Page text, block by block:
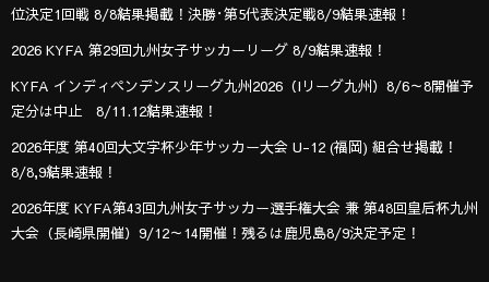
位決定1回戦 8/8結果掲載！決勝･第5代表決定戦8/9結果速報！
2026 KYFA 第29回九州女子サッカーリーグ 8/9結果速報！
KYFA インディペンデンスリーグ九州2026（Iリーグ九州）8/6～8開催予
定分は中止 8/11.12結果速報！
2026年度 第40回大文字杯少年サッカー大会 U-12 (福岡) 組合せ掲載！
8/8,9結果速報！
2026年度 KYFA第43回九州女子サッカー選手権大会 兼 第48回皇后杯九州
大会（長崎県開催）9/12～14開催！残るは鹿児島8/9決定予定！